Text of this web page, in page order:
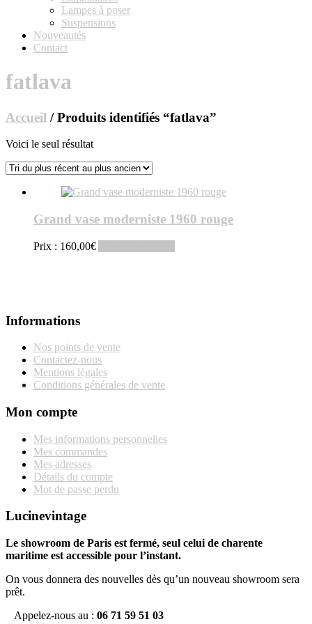
Lampes à poser
Suspensions
Nouveautés
Contact
fatlava
Accueil / Produits identifiés “fatlava”
Voici le seul résultat
Grand vase moderniste 1960 rouge
Prix : 160,00€
Informations
Nos points de vente
Contactez-nous
Mentions légales
Conditions générales de vente
Mon compte
Mes informations personnelles
Mes commandes
Mes adresses
Détails du compte
Mot de passe perdu
Lucinevintage
Le showroom de Paris est fermé, seul celui de charente
maritime est accessible pour l’instant.
On vous donnera des nouvelles dès qu’un nouveau showroom sera
prêt.
Appelez-nous au : 06 71 59 51 03